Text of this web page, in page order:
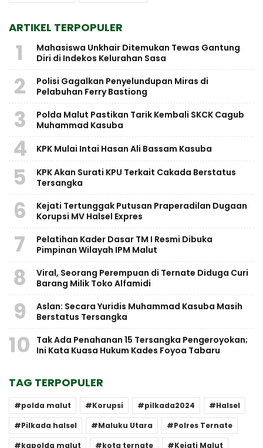
ARTIKEL TERPOPULER
1
Mahasiswa Unkhair Ditemukan Tewas Gantung
Diri di Indekos Kelurahan Sasa
2
Polisi Gagalkan Penyelundupan Miras di
Pelabuhan Ferry Bastiong
3
Polda Malut Pastikan Tarik Kembali SKCK Cagub
Muhammad Kasuba
4 KPK Mulai Intai Hasan Ali Bassam Kasuba
5
KPK Akan Surati KPU Terkait Cakada Berstatus
Tersangka
6
Kejati Tertunggak Putusan Praperadilan Dugaan
Korupsi MV Halsel Expres
7
Pelatihan Kader Dasar TM I Resmi Dibuka
Pimpinan Wilayah IPM Malut
8
Viral, Seorang Perempuan di Ternate Diduga Curi
Barang Milik Toko Alfamidi
9
Aslan: Secara Yuridis Muhammad Kasuba Masih
Berstatus Tersangka
10
Tak Ada Penahanan 15 Tersangka Pengeroyokan;
Ini Kata Kuasa Hukum Kades Foyoa Tabaru
TAG TERPOPULER
polda malut Korupsi pilkada2024
Halsel
Pilkada halsel
Maluku Utara
Polres Ternate
kapolda malut
kota ternate Kejati Malut